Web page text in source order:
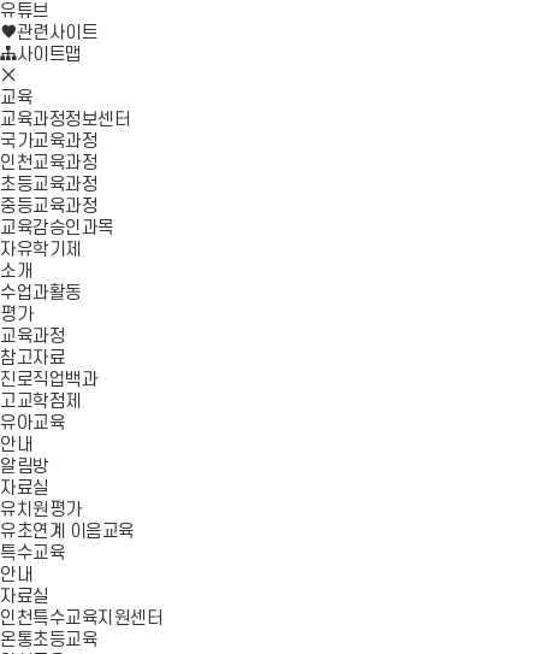
기
유튜브
로
가
관련사이트
사이트맵
모
바
일
메
뉴
닫
기
교육
교육과정정보센터
국가교육과정
인천교육과정
초등교육과정
중등교육과정
교육감승인과목
자유학기제
소개
수업과활동
평가
교육과정
참고자료
진로직업백과
고교학점제
유아교육
안내
알림방
자료실
유치원평가
유초연계 이음교육
특수교육
안내
자료실
인천특수교육지원센터
온통초등교육